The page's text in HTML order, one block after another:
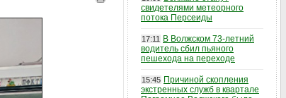
свидетелями метеорного
потока Персеиды
17:11
В Волжском 73-летний
водитель сбил пьяного
пешехода на переходе
15:45 Причиной скопления
экстренных служб в квартале